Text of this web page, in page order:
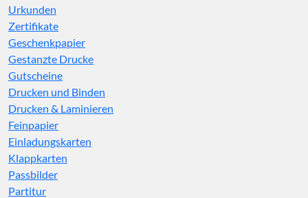
Urkunden
Zertifikate
Geschenkpapier
Gestanzte Drucke
Gutscheine
Drucken und Binden
Drucken & Laminieren
Feinpapier
Einladungskarten
Klappkarten
Passbilder
Partitur